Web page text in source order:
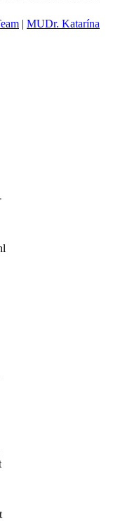
| MUDr. Katarína